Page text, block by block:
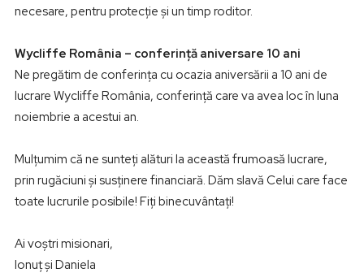
necesare, pentru protecție și un timp roditor.
Wycliffe România – conferință aniversare 10 ani
Ne pregătim de conferința cu ocazia aniversării a 10 ani de
lucrare Wycliffe România, conferință care va avea loc în luna
noiembrie a acestui an.
Mulțumim că ne sunteți alături la această frumoasă lucrare,
prin rugăciuni și susținere financiară. Dăm slavă Celui care face
toate lucrurile posibile! Fiți binecuvântați!
Ai voștri misionari,
Ionuț și Daniela